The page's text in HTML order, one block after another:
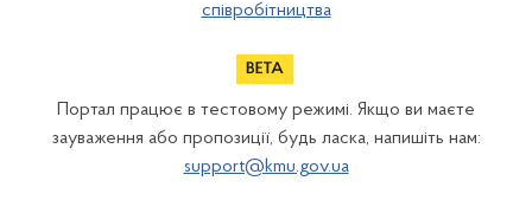
співробітництва
Портал працює в тестовому режимі. Якщо ви маєте
зауваження або пропозиції, будь ласка, напишіть нам:
support@kmu.gov.ua